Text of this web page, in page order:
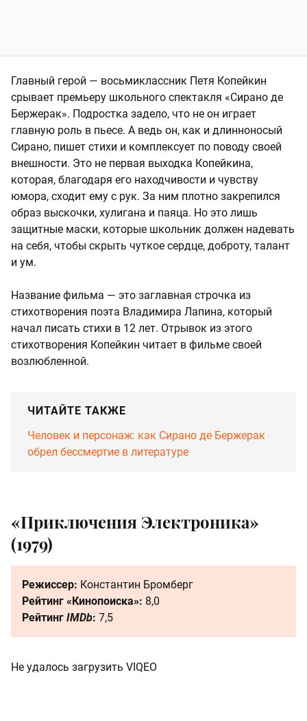
Главный герой — восьмиклассник Петя Копейкин
срывает премьеру школьного спектакля «Сирано де
Бержерак». Подростка задело, что не он играет
главную роль в пьесе. А ведь он, как и длинноносый
Сирано, пишет стихи и комплексует по поводу своей
внешности. Это не первая выходка Копейкина,
которая, благодаря его находчивости и чувству
юмора, сходит ему с рук. За ним плотно закрепился
образ выскочки, хулигана и паяца. Но это лишь
защитные маски, которые школьник должен надевать
на себя, чтобы скрыть чуткое сердце, доброту, талант
и ум.
Название фильма — это заглавная строчка из
стихотворения поэта Владимира Лапина, который
начал писать стихи в 12 лет. Отрывок из этого
стихотворения Копейкин читает в фильме своей
возлюбленной.
ЧИТАЙТЕ ТАКЖЕ
Человек и персонаж: как Сирано де Бержерак
обрел бессмертие в литературе
«Приключения Электроника»
(1979)
Режиссер: Константин Бромберг
Рейтинг «Кинопоиска»: 8,0
Рейтинг IMDb: 7,5
Не удалось загрузить VIQEO